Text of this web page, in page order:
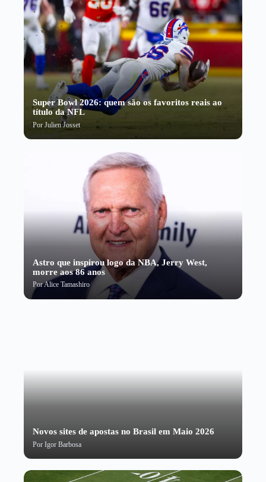
Super Bowl 2026: quem são os favoritos reais ao
título da NFL
Por Julien Josset
Astro que inspirou logo da NBA, Jerry West,
morre aos 86 anos
PorAlice Tamashiro
Novos sites de apostas no Brasil em Maio 2026
Por Igor Barbosa